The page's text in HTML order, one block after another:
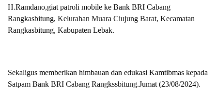
H.Ramdano,giat patroli mobile ke Bank BRI Cabang
Rangkasbitung, Kelurahan Muara Ciujung Barat, Kecamatan
Rangkasbitung, Kabupaten Lebak.
Sekaligus memberikan himbauan dan edukasi Kamtibmas kepada
Satpam Bank BRI Cabang Rangkssbitung.Jumat (23/08/2024).